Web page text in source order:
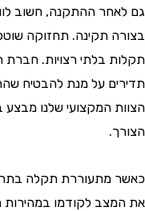
ההתקנה, חשוב לוודא
תקינה. תחזוקה שוטפת
בלתי רצויות. חברת
על מנת להבטיח שהתריס
המקצועי שלנו מבצע
מתעוררת תקלה בתריס,
לקודמו במהירות רבה.